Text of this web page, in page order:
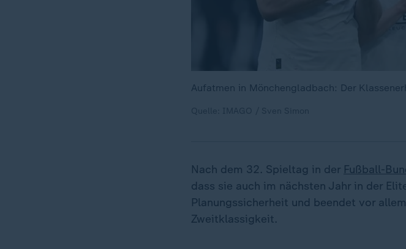
Aufatmen in Mönchengladbach: Der
Nach dem 32. Spieltag in der Fußball-
dass sie auch im nächsten Jahr in der
Planungssicherheit und beendet vor
Zweitklassigkeit.